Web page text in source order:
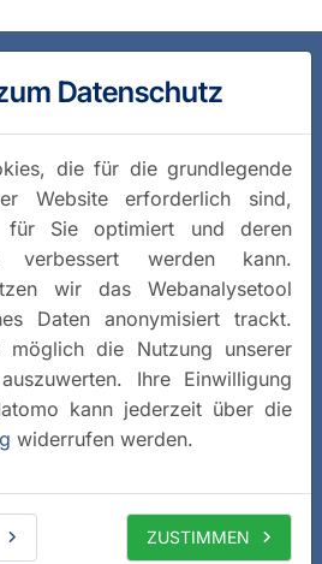
Datenschutz
die für die grundlegende
Website erforderlich sind,
Sie optimiert und deren
verbessert werden kann.
wir das Webanalysetool
Daten anonymisiert trackt.
die Nutzung unserer
Ihre Einwilligung
kann jederzeit über die
widerrufen werden.
ZUSTIMMEN